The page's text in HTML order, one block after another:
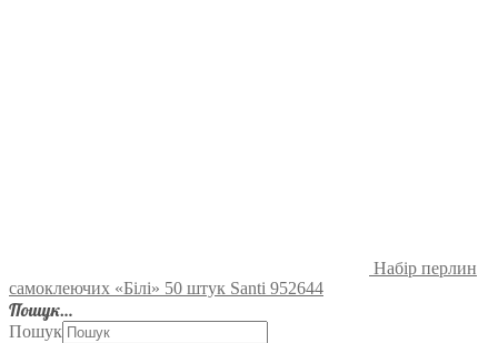
Набір перлин
самоклеючих «Білі» 50 штук Santi 952644
Пошук…
Пошук